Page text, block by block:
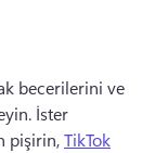
becerilerini ve
İster
pişirin, TikTok